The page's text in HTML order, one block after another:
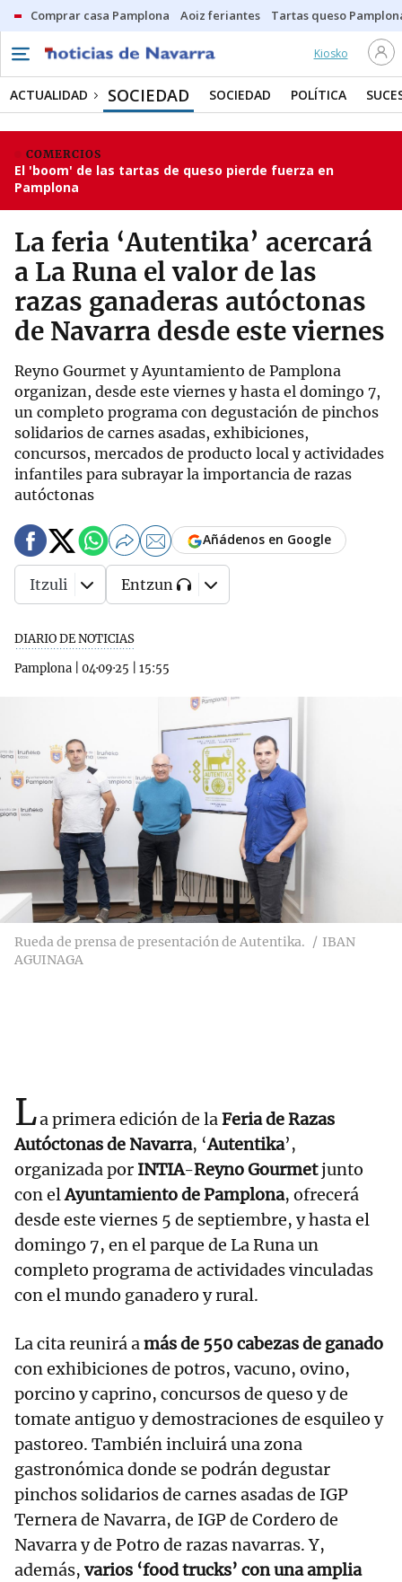
Comprar casa Pamplona Aoiz feriantes Tartas queso
Kiosko
ACTUALIDAD SOCIEDAD SOCIEDAD POLÍTICA
COMERCIOS
El 'boom' de las tartas de queso pierde fuerza en
Pamplona
La feria ‘Autentika’ acercará
a La Runa el valor de las
razas ganaderas autóctonas
de Navarra desde este viernes
Reyno Gourmet y Ayuntamiento de Pamplona
organizan, desde este viernes y hasta el domingo 7,
un completo programa con degustación de pinchos
solidarios de carnes asadas, exhibiciones,
concursos, mercados de producto local y actividades
infantiles para subrayar la importancia de razas
autóctonas
DIARIO DE NOTICIAS
Pamplona
04·09·25 15:55
Añádenos en Google
Itzuli Entzun
Rueda de prensa de presentación de Autentika.
IBAN
AGUINAGA
La primera edición de laFeria de Razas
Autóctonas de Navarra, ‘Autentika’,
organizada por INTIA-Reyno Gourmetjunto
con elAyuntamiento de Pamplona, ofrecerá
desde este viernes 5 de septiembre, y hasta el
domingo 7, en el parque de La Runa un
completo programa de actividades vinculadas
con el mundo ganadero y rural.
La cita reunirá amás de 550 cabezas de ganado
con exhibiciones de potros, vacuno, ovino,
porcino y caprino, concursos de queso y de
tomate antiguo y demostraciones de esquileo y
pastoreo. También incluirá una zona
gastronómica donde se podrán degustar
pinchos solidarios de carnes asadas de IGP
Ternera de Navarra, de IGP de Cordero de
Navarra y de Potro de razas navarras. Y,
además, varios ‘food trucks’ con una amplia